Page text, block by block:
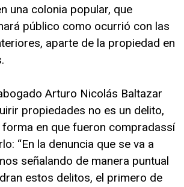
una colonia popular, que
público como ocurrió con las
aparte de la propiedad en
Arturo Nicolás Baltazar
propiedades no es un delito,
forma en que fueron compradassí
“En la denuncia que se va a
señalando de manera puntual
estos delitos, el primero de